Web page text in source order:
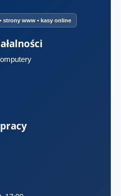
strony www • kasy online